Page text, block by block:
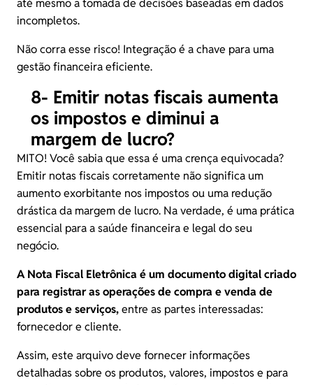
até mesmo a tomada de decisões baseadas em dados
incompletos.
Não corra esse risco! Integração é a chave para uma
gestão financeira eficiente.
8- Emitir notas fiscais aumenta
os impostos e diminui a
margem de lucro?
MITO! Você sabia que essa é uma crença equivocada?
Emitir notas fiscais corretamente não significa um
aumento exorbitante nos impostos ou uma redução
drástica da margem de lucro. Na verdade, é uma prática
essencial para a saúde financeira e legal do seu
negócio.
A Nota Fiscal Eletrônica é um documento digital criado
para registrar as operações de compra e venda de
produtos e serviços,entre as partes interessadas:
fornecedor e cliente.
Assim, este arquivo deve fornecer informações
detalhadas sobre os produtos, valores, impostos e para